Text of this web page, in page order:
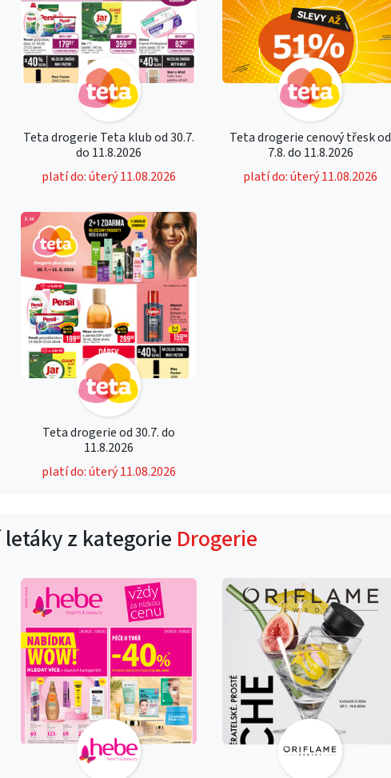
Teta drogerie Teta klub od 30.7.
do 11.8.2026
platí do: úterý 11.08.2026
Teta drogerie cenový třesk od
7.8. do 11.8.2026
platí do: úterý 11.08.2026
Teta drogerie od 30.7. do
11.8.2026
platí do: úterý 11.08.2026
z kategorie Drogerie